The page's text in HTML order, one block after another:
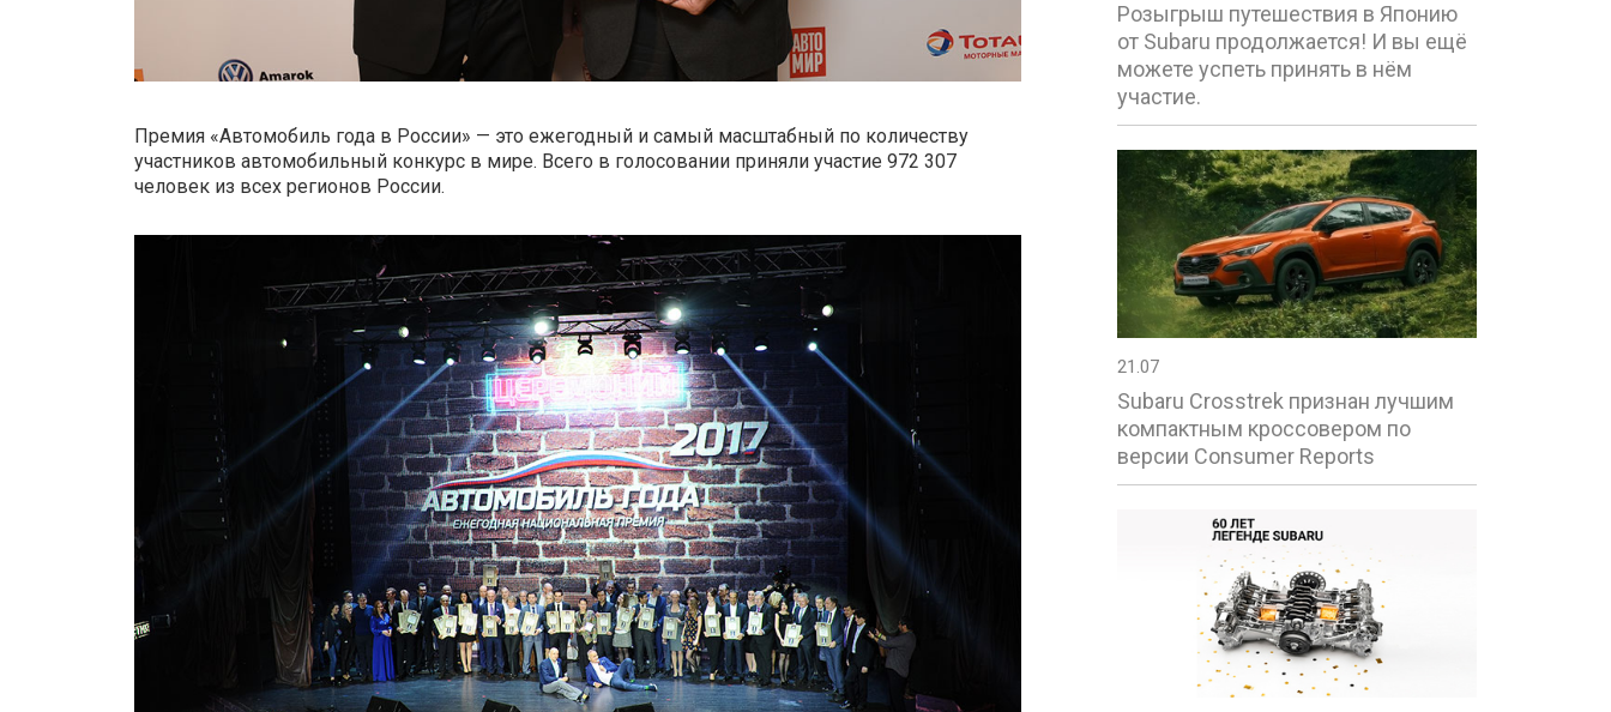
Премия «Автомобиль года в России» — это ежегодный и самый масштабный по количеству
участников автомобильный конкурс в мире. Всего в голосовании приняли участие 972 307
человек из всех регионов России.
Розыгрыш путешествия в Японию
от Subaru продолжается! И вы ещё
можете успеть принять в нём
участие.
21.07
Subaru Crosstrek признан лучшим
компактным кроссовером по
версии Consumer Reports